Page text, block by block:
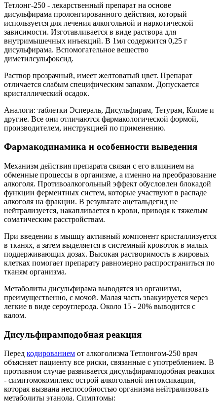
Тетлонг-250 - лекарственный препарат на основе
дисульфирама пролонгированного действия, который
используется для лечения алкогольной и наркотической
зависимости. Изготавливается в виде раствора для
внутримышечных инъекций. В 1мл содержится 0,25 г
дисульфирама. Вспомогательное вещество
диметилсульфоксид.
Раствор прозрачный, имеет желтоватый цвет. Препарат
отличается слабым специфическим запахом. Допускается
кристаллический осадок.
Аналоги: таблетки Эспераль, Дисульфирам, Тетурам, Колме и
другие. Все они отличаются фармакологической формой,
производителем, инструкцией по применению.
Фармакодинамика и особенности выведения
Механизм действия препарата связан с его влиянием на
обменные процессы в организме, а именно на преобразование
алкоголя. Противоалкогольный эффект обусловлен блокадой
функции ферментных систем, которые участвуют в распаде
алкоголя на фракции. В результате ацетальдегид не
нейтрализуется, накапливается в крови, приводя к тяжелым
соматическим расстройствам.
При введении в мышцу активный компонент кристаллизуется
в тканях, а затем выделяется в системный кровоток в малых
поддерживающих дозах. Высокая растворимость в жировых
клетках помогает препарату равномерно распространиться по
тканям организма.
Метаболиты дисульфирама выводятся из организма,
преимущественно, с мочой. Малая часть эвакуируется через
легкие в виде сероуглерода. Около 15 - 20% выводится с
калом.
Дисульфирамподобная реакция
Перед кодированием от алкоголизма Тетлонгом-250 врач
объясняет пациенту все риски, связанные с употреблением. В
противном случае развивается дисульфирамподобная реакция
- симптомокомплекс острой алкогольной интоксикации,
которая вызвана неспособностью организма нейтрализовать
метаболиты этанола. Симптомы: